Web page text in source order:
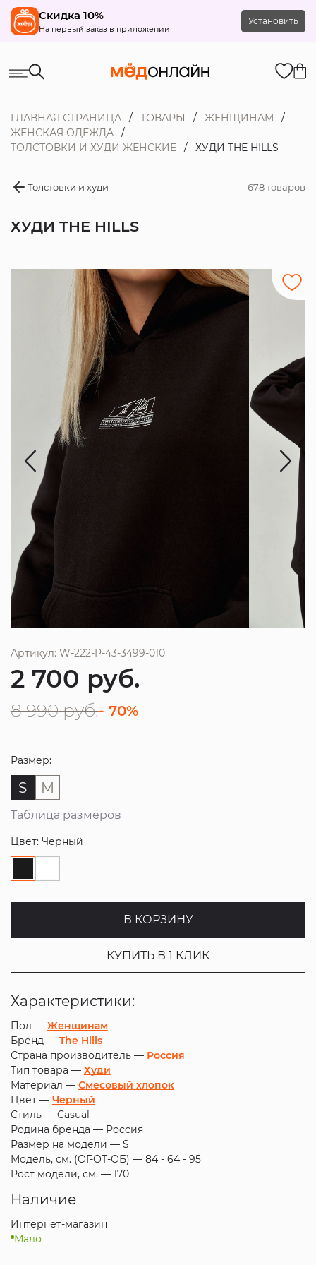
Скидка 10%
На первый заказ в приложении
Установить
ГЛАВНАЯ СТРАНИЦА ТОВАРЫ
ЖЕНЩИНАМ
ЖЕНСКАЯ ОДЕЖДА
ТОЛСТОВКИ И ХУДИ ЖЕНСКИЕ
ХУДИ THE HILLS
Толстовки и худи 678 товаров
ХУДИ THE HILLS
Артикул: W-222-P-43-3499-010
2 700 руб.
8 990 руб.- 70%
Размер:
S M
Таблица размеров
Цвет: Черный
В КОРЗИНУ
КУПИТЬ В 1 КЛИК
Характеристики:
Пол — Женщинам
Бренд — The Hills
Страна производитель — Россия
Тип товара — Худи
Материал — Смесовый хлопок
Цвет — Черный
Стиль — Casual
Родина бренда — Россия
Размер на модели — S
Модель, см. (ОГ-ОТ-ОБ) — 84 - 64 - 95
Рост модели, см. — 170
Наличие
Интернет-магазин
Мало